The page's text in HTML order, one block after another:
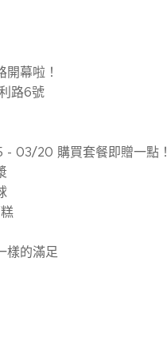
幕啦！
路6號
- 03/20 購買套餐即贈一點！
樣的滿足